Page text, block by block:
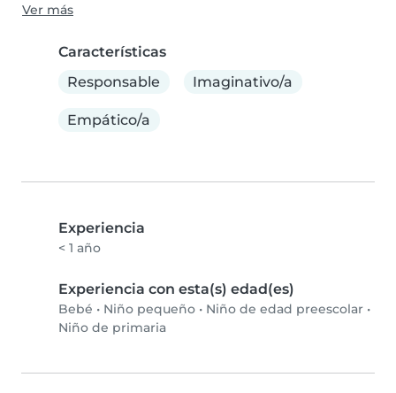
Ver más
Características
Responsable
Imaginativo/a
Empático/a
Experiencia
< 1 año
Experiencia con esta(s) edad(es)
Bebé • Niño pequeño • Niño de edad preescolar •
Niño de primaria